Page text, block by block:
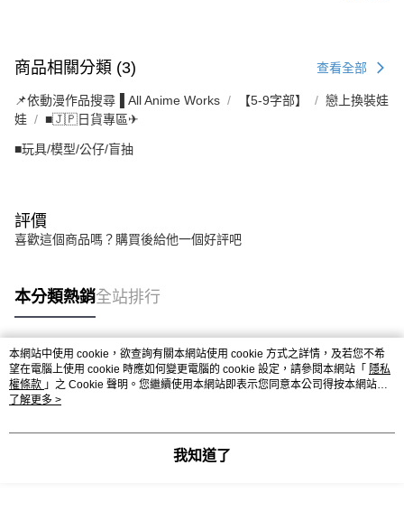
商品相關分類 (3) 查看全部
📌依動漫作品搜尋▐ All Anime Works 【5-9字部】
戀上換裝娃
娃
■🇯🇵日貨專區✈
■玩具/模型/公仔/盲抽
評價
喜歡這個商品嗎？購買後給他一個好評吧
本分類熱銷全站排行
熱門標籤
本網站中使用 cookie，欲查詢有關本網站使用 cookie 方式之詳情，及若您不希
望在電腦上使用 cookie 時應如何變更電腦的 cookie 設定，請參閱本網站「 隱私
權條款 」之 Cookie 聲明。您繼續使用本網站即表示您同意本公司得按本網站使
用條款之 Cookie 聲明使用 cookie。
了解更多 >
我知道了